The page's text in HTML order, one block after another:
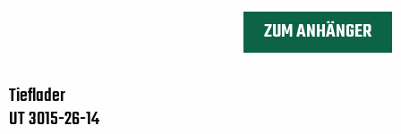
ZUM ANHÄNGER
Tieflader
UT 3015-26-14